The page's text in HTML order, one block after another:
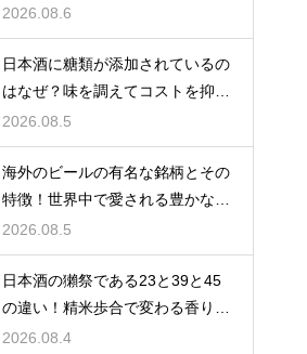
臭を防ぐ
2026.08.6
日本酒に糖類が添加されているの
はなぜ？味を調えてコストを抑え
る手法
2026.08.5
海外のビールの有名な銘柄とその
特徴！世界中で愛される豊かな味
わい
2026.08.5
日本酒の獺祭である23と39と45
の違い！精米歩合で変わる香りと
価格
2026.08.4